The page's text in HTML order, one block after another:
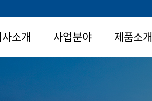
소개 사업분야 제품소개